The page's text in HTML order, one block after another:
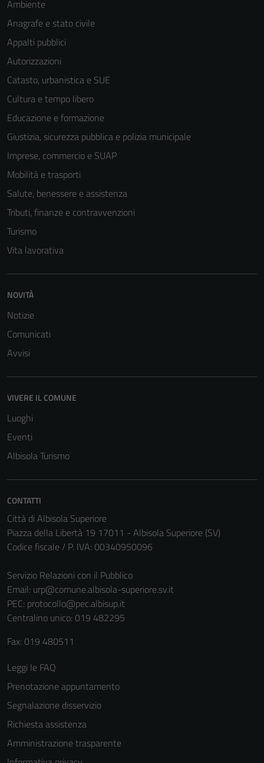
Ambiente
Anagrafe e stato civile
Appalti pubblici
Autorizzazioni
Catasto, urbanistica e SUE
Cultura e tempo libero
Educazione e formazione
Giustizia, sicurezza pubblica e polizia municipale
Imprese, commercio e SUAP
Mobilità e trasporti
Salute, benessere e assistenza
Tributi, finanze e contravvenzioni
Turismo
Vita lavorativa
NOVITÀ
Notizie
Comunicati
Avvisi
VIVERE IL COMUNE
Luoghi
Eventi
Albisola Turismo
CONTATTI
Città di Albisola Superiore
Piazza della Libertà 19 17011 - Albisola Superiore (SV)
Codice fiscale / P. IVA: 00340950096
Servizio Relazioni con il Pubblico
Email: urp@comune.albisola-superiore.sv.it
PEC: protocollo@pec.albisup.it
Centralino unico: 019 482295
Fax: 019 480511
Leggi le FAQ
Prenotazione appuntamento
Segnalazione disservizio
Richiesta assistenza
Amministrazione trasparente
per il